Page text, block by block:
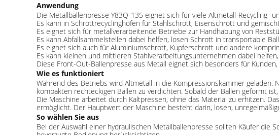
Anwendung
Die Metallballenpresse Y83Q-135 eignet sich für viele Altmetall-Recycling-
Es kann in Schrottrecyclinghöfen für Stahlschrott, Eisenschrott und
Es eignet sich für metallverarbeitende Betriebe zur Handhabung von
Es kann Abfallsammelstellen dabei helfen, losen Schrott in transportable
Es eignet sich auch für Aluminiumschrott, Kupferschrott und andere
Es kann kleinen und mittleren Stahlverarbeitungsunternehmen dabei
Diese Front-Out-Ballenpresse aus Metall eignet sich besonders für
Wie es funktioniert
Während des Betriebs wird Altmetall in die Kompressionskammer
kompakten rechteckigen Ballen zu verdichten. Sobald der Ballen geformt
Die Maschine arbeitet durch Kaltpressen, ohne das Material zu erhitzen.
ermöglicht. Der Hauptwert der Maschine besteht darin, losen,
So wählen Sie aus
Bei der Auswahl einer hydraulischen Metallballenpresse sollten Käufer die